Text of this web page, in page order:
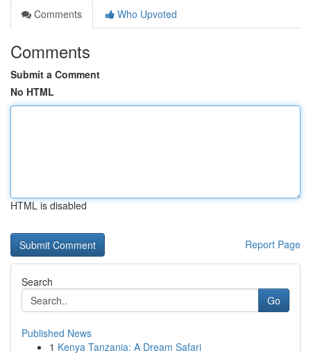
Comments
Who Upvoted
Comments
Submit a Comment
No HTML
HTML is disabled
Report Page
Search
Go
Published News
1 Kenya Tanzania: A Dream Safari